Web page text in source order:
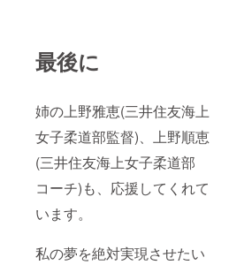
最後に
姉の上野雅恵(三井住友海上
女子柔道部監督)、上野順恵
(三井住友海上女子柔道部
コーチ)も、応援してくれて
います。
私の夢を絶対実現させたい